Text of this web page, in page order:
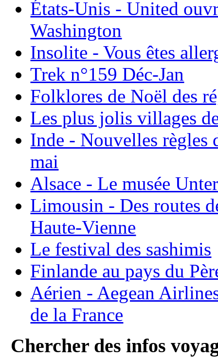
États-Unis - United
Washington
Insolite - Vous êtes
Trek n°159 Déc-Jan
Folklores de Noël des
Les plus jolis villages
Inde - Nouvelles règles
mai
Alsace - Le musée
Limousin - Des routes
Haute-Vienne
Le festival des sashimis
Finlande au pays du
Aérien - Aegean
de la France
Chercher des infos